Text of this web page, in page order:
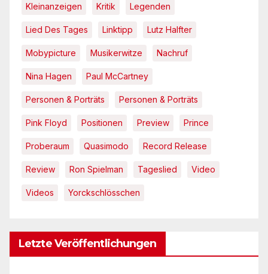
Kleinanzeigen Kritik Legenden
Lied Des Tages Linktipp Lutz Halfter
Mobypicture Musikerwitze Nachruf
Nina Hagen Paul McCartney
Personen & Porträts Personen & Porträts
Pink Floyd Positionen Preview Prince
Proberaum Quasimodo Record Release
Review Ron Spielman Tageslied Video
Videos Yorckschlösschen
Letzte Veröffentlichungen